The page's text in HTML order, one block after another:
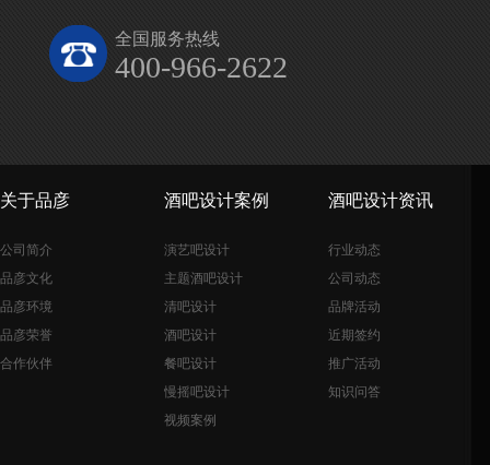
全国服务热线
400-966-2622
关于品彦
公司简介
品彦文化
品彦环境
品彦荣誉
合作伙伴
酒吧设计案例
演艺吧设计
主题酒吧设计
清吧设计
酒吧设计
餐吧设计
慢摇吧设计
视频案例
酒吧设计资讯
行业动态
公司动态
品牌活动
近期签约
推广活动
知识问答